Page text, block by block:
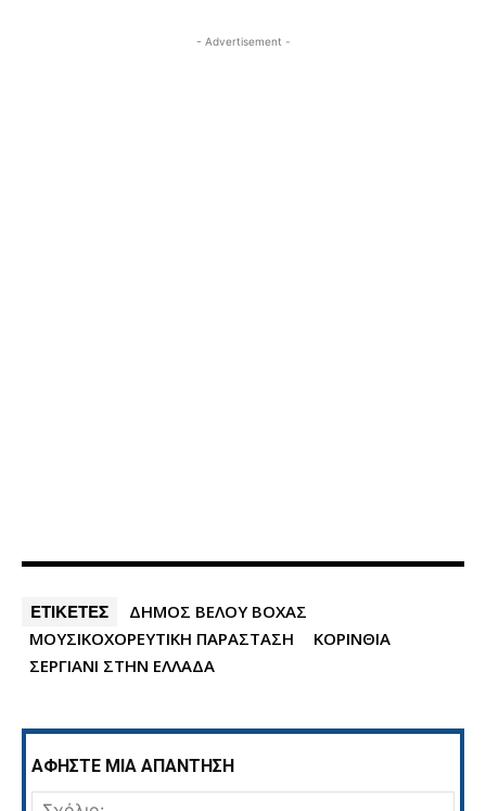
- Advertisement -
ΕΤΙΚΕΤΕΣ
ΔΗΜΟΣ ΒΕΛΟΥ ΒΟΧΑΣ
ΜΟΥΣΙΚΟΧΟΡΕΥΤΙΚΗ ΠΑΡΑΣΤΑΣΗ
ΚΟΡΙΝΘΙΑ
ΣΕΡΓΙΑΝΙ ΣΤΗΝ ΕΛΛΑΔΑ
ΑΦΗΣΤΕ ΜΙΑ ΑΠΑΝΤΗΣΗ